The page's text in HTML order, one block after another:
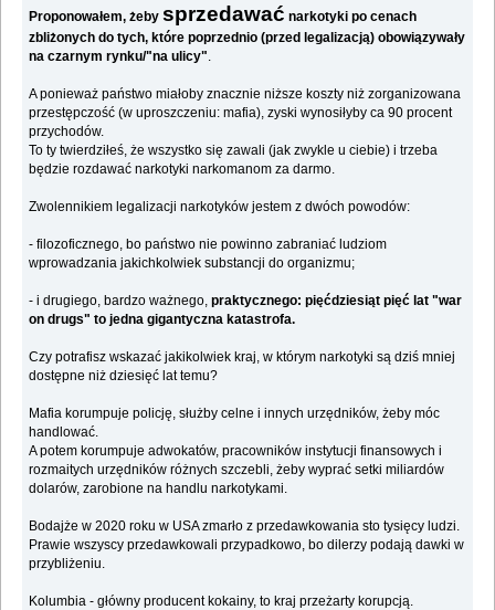
Proponowałem, żebysprzedawać narkotyki po cenach
zbliżonych do tych, które poprzednio (przed legalizacją) obowiązywały
na czarnym rynku/"na ulicy"
A ponieważ państwo miałoby znacznie niższe koszty niż zorganizowana
przestępczość (w uproszczeniu: mafia), zyski wynosiłyby ca 90 procent
przychodów.
To ty twierdziłeś, że wszystko się zawali (jak zwykle u ciebie) i trzeba
będzie rozdawać narkotyki narkomanom za darmo.
Zwolennikiem legalizacji narkotyków jestem z dwóch powodów:
- filozoficznego, bo państwo nie powinno zabraniać ludziom
wprowadzania jakichkolwiek substancji do organizmu;
- i drugiego, bardzo ważnego,praktycznego: pięćdziesiąt pięć lat "war
on drugs" to jedna gigantyczna katastrofa.
Czy potrafisz wskazać jakikolwiek kraj, w którym narkotyki są dziś mniej
dostępne niż dziesięć lat temu?
Mafia korumpuje policję, służby celne i innych urzędników, żeby móc
handlować.
A potem korumpuje adwokatów, pracowników instytucji finansowych i
rozmaitych urzędników różnych szczebli, żeby wyprać setki miliardów
dolarów, zarobione na handlu narkotykami.
Bodajże w 2020 roku w USA zmarło z przedawkowania sto tysięcy ludzi.
Prawie wszyscy przedawkowali przypadkowo, bo dilerzy podają dawki w
przybliżeniu.
Kolumbia - główny producent kokainy, to kraj przeżarty korupcją.